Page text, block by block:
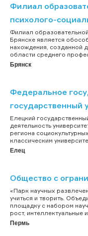
Филиал
психолого-
Филиал
Брянске является
нахождения, созданной
области среднего
Брянск
Федеральное
государственный
Елецкий
деятельность
региона
классическим
Елец
Общество с
«Парк научных
учиться и творить.
площадку с набором
рост, интеллектуальные
Пермь